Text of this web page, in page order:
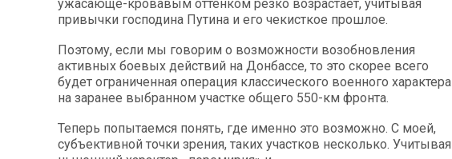
ужасающе-кровавым оттенком резко возрастает, учитывая
привычки господина Путина и его чекисткое прошлое.
Поэтому, если мы говорим о возможности возобновления
активных боевых действий на Донбассе, то это скорее всего
будет ограниченная операция классического военного характера
на заранее выбранном участке общего 550-км фронта.
Теперь попытаемся понять, где именно это возможно. С моей,
субъективной точки зрения, таких участков несколько. Учитывая